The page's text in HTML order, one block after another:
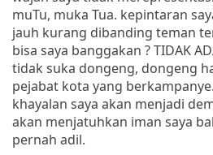
muTu, muka Tua. kepintaran
jauh kurang dibanding teman
bisa saya banggakan ? TIDAK
tidak suka dongeng, dongeng
pejabat kota yang
khayalan saya akan menjadi
akan menjatuhkan iman saya
pernah adil.